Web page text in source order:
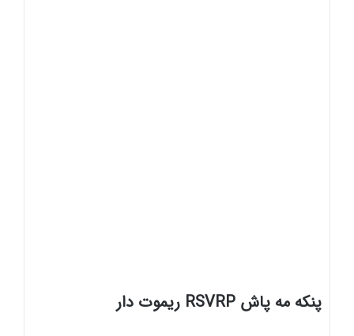
پنکه مه پاش RSVRP ریموت دار